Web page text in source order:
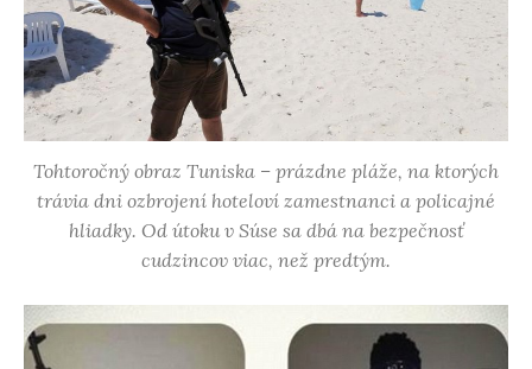
Tohtoročný obraz Tuniska – prázdne pláže, na ktorých
trávia dni ozbrojení hoteloví zamestnanci a policajné
hliadky. Od útoku v Súse sa dbá na bezpečnosť
cudzincov viac, než predtým.